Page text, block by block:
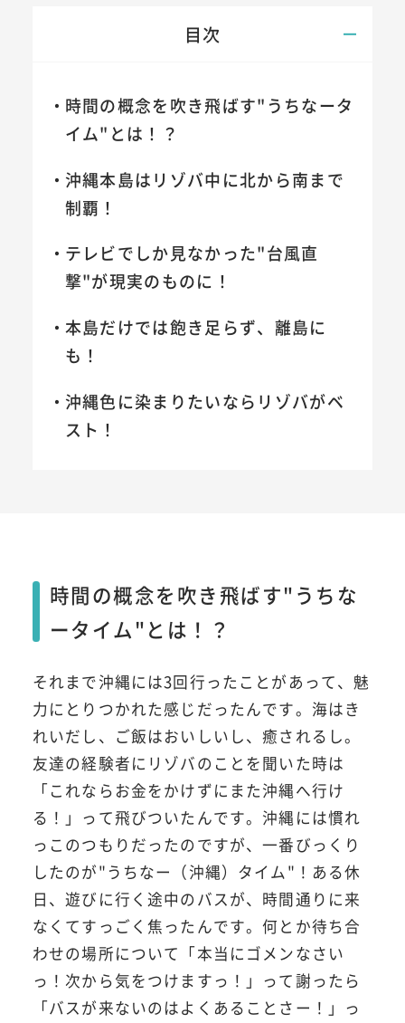
目次
時間の概念を吹き飛ばす"うちなータ
イム"とは！？
沖縄本島はリゾバ中に北から南まで
制覇！
テレビでしか見なかった"台風直
撃"が現実のものに！
本島だけでは飽き足らず、離島に
も！
沖縄色に染まりたいならリゾバがベ
スト！
時間の概念を吹き飛ばす"うちな
ータイム"とは！？
それまで沖縄には3回行ったことがあって、魅
力にとりつかれた感じだったんです。海はき
れいだし、ご飯はおいしいし、癒されるし。
友達の経験者にリゾバのことを聞いた時は
「これならお金をかけずにまた沖縄へ行け
る！」って飛びついたんです。沖縄には慣れ
っこのつもりだったのですが、一番びっくり
したのが"うちなー（沖縄）タイム"！ある休
日、遊びに行く途中のバスが、時間通りに来
なくてすっごく焦ったんです。何とか待ち合
わせの場所について「本当にゴメンなさい
っ！次から気をつけますっ！」って謝ったら
「バスが来ないのはよくあることさー！」っ